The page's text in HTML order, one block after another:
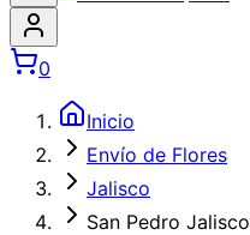
0
Inicio
Envío de Flores
Jalisco
San Pedro Jalisco